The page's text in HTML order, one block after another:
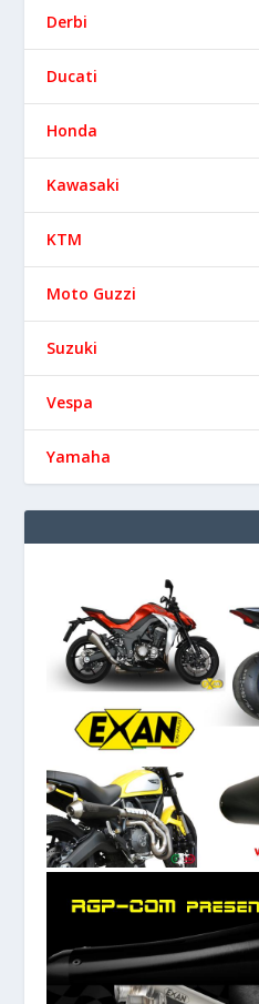
Derbi
Ducati
Honda
Kawasaki
KTM
Moto Guzzi
Suzuki
Vespa
Yamaha